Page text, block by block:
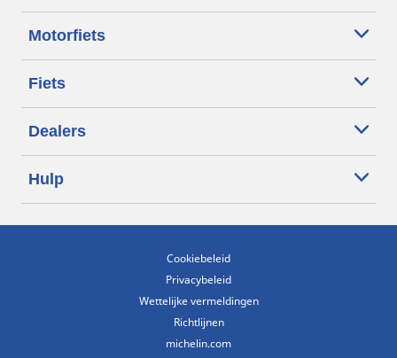
Motorfiets
Fiets
Dealers
Hulp
Cookiebeleid
Privacybeleid
Wettelijke vermeldingen
Richtlijnen
michelin.com